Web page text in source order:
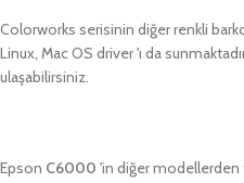
Colorworks serisinin diğer renkli
Linux, Mac OS driver 'ı da
ulaşabilirsiniz.
Epson C6000 'in diğer modellerden